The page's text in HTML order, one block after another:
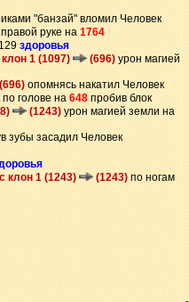
"банзай" вломил Человек
руке на 1764
здоровья
1 (1097) (696) урон магией
(696) опомнясь накатил Человек
по голове на 648 пробив блок
(1243) урон магией земли на
зубы засадил Человек
клон 1 (1243) (1243) по ногам